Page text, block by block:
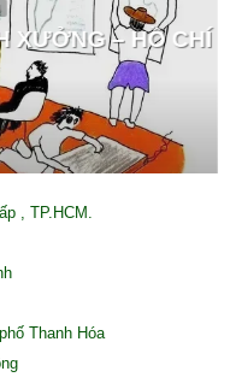
XƯỞNG – HỒ CHÍ
, TP.HCM.
Thanh Hóa